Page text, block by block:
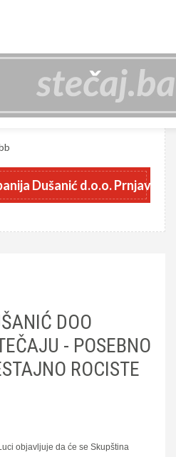
PRNJAVOR
Dušanić d.o.o. Prnjavor
DOO
- POSEBNO
ROCISTE
objavljuje da će se Skupština